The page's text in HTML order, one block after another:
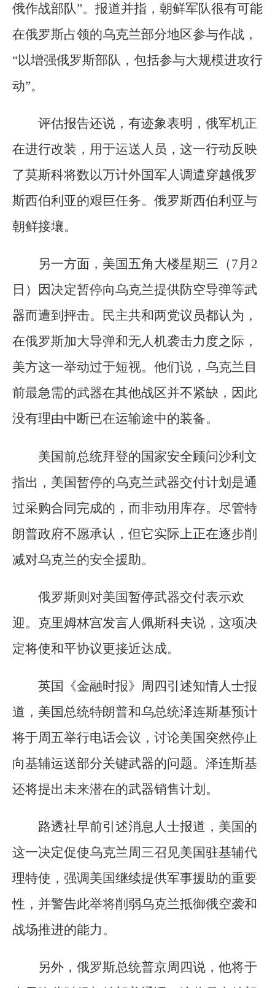
俄作战部队”。报道并指，朝鲜军队很有可能
在俄罗斯占领的乌克兰部分地区参与作战，
“以增强俄罗斯部队，包括参与大规模进攻行
动”。
评估报告还说，有迹象表明，俄军机正
在进行改装，用于运送人员，这一行动反映
了莫斯科将数以万计外国军人调遣穿越俄罗
斯西伯利亚的艰巨任务。俄罗斯西伯利亚与
朝鲜接壤。
另一方面，美国五角大楼星期三（7月2
日）因决定暂停向乌克兰提供防空导弹等武
器而遭到抨击。民主共和两党议员都认为，
在俄罗斯加大导弹和无人机袭击力度之际，
美方这一举动过于短视。他们说，乌克兰目
前最急需的武器在其他战区并不紧缺，因此
没有理由中断已在运输途中的装备。
美国前总统拜登的国家安全顾问沙利文
指出，美国暂停的乌克兰武器交付计划是通
过采购合同完成的，而非动用库存。尽管特
朗普政府不愿承认，但它实际上正在逐步削
减对乌克兰的安全援助。
俄罗斯则对美国暂停武器交付表示欢
迎。克里姆林宫发言人佩斯科夫说，这项决
定将使和平协议更接近达成。
英国《金融时报》周四引述知情人士报
道，美国总统特朗普和乌总统泽连斯基预计
将于周五举行电话会议，讨论美国突然停止
向基辅运送部分关键武器的问题。泽连斯基
还将提出未来潜在的武器销售计划。
路透社早前引述消息人士报道，美国的
这一决定促使乌克兰周三召见美国驻基辅代
理特使，强调美国继续提供军事援助的重要
性，并警告此举将削弱乌克兰抵御俄空袭和
战场推进的能力。
另外，俄罗斯总统普京周四说，他将于